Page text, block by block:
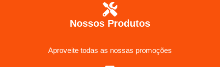
Nossos Produtos
Aproveite todas as nossas promoções